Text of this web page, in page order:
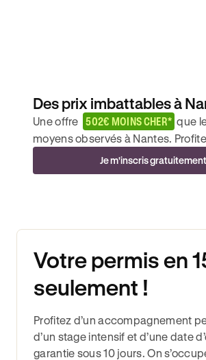
Des prix imbattables à
Une offre 502€ MOINS CHER* que
moyens observés à Nantes.
Je m'inscris gratuitement
Votre permis en
seulement !
Profitez d’un accompagnement
d’un stage intensif et d’une date
garantie sous 10 jours. On